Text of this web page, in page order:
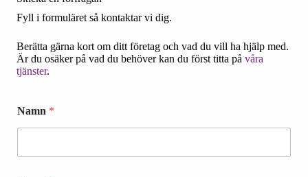
Fyll i formuläret så kontaktar vi dig.
Berätta gärna kort om ditt företag och vad du vill ha hjälp med.
Är du osäker på vad du behöver kan du först titta på våra
tjänster.
Namn *